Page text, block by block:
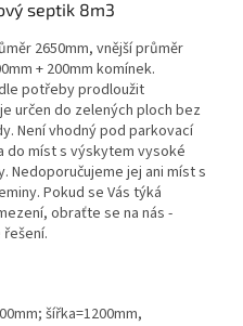
septik 8m3
2650mm, vnější průměr
+ 200mm komínek.
potřeby prodloužit
určen do zelených ploch bez
Není vhodný pod parkovací
do míst s výskytem vysoké
Nedoporučujeme jej ani míst s
Pokud se Vás týká
obraťte se na nás -
šířka=1200mm,